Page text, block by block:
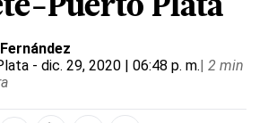
Puerto Plata
- dic. 29, 2020 | 06:48 p. m.| 2 min